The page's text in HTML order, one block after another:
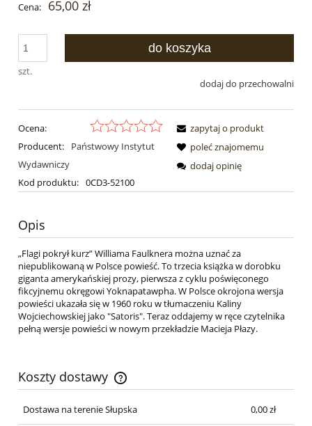
Cena: 65,00 zł
szt.
do koszyka
dodaj do przechowalni
Ocena:
Producent:
Państwowy Instytut
Wydawniczy
Kod produktu: 0CD3-52100
zapytaj o produkt
poleć znajomemu
dodaj opinię
Opis
„Flagi pokrył kurz” Williama Faulknera można uznać za
niepublikowaną w Polsce powieść. To trzecia książka w dorobku
giganta amerykańskiej prozy, pierwsza z cyklu poświęconego
fikcyjnemu okręgowi Yoknapatawpha. W Polsce okrojona wersja
powieści ukazała się w 1960 roku w tłumaczeniu Kaliny
Wojciechowskiej jako "Satoris". Teraz oddajemy w ręce czytelnika
pełną wersje powieści w nowym przekładzie Macieja Płazy.
Koszty dostawy
Cena nie zawiera ewentualnych kosztów płatności
Dostawa na terenie Słupska
0,00 zł